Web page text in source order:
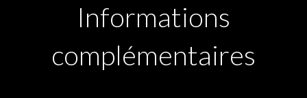
Informations
complémentaires